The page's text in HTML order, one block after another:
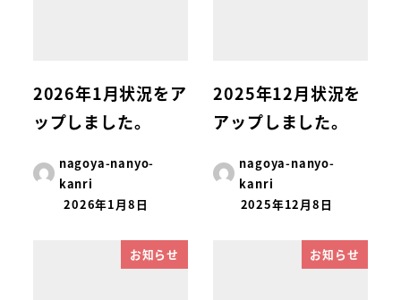
2026年1月状況をア
ップしました。
nagoya-nanyo-
kanri
2026年1月8日
2025年12月状況を
アップしました。
nagoya-nanyo-
kanri
2025年12月8日
お知らせ お知らせ